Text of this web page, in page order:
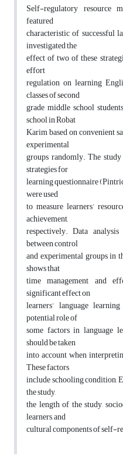
Self-regulatory resource
featured
characteristic of successful
investigated the
effect of two of these
effort
regulation on learning
classes of second
grade middle school
school in Robat
Karim based on convenient
experimental
groups randomly. The
strategies for
learning questionnaire
were used
to measure learners’
achievement,
respectively. Data
between control
and experimental groups in
shows that
time management and
significant effect on
learners’ language
potential role of
some factors in language
should be taken
into account when
These factors
include schooling condition,
the study,
the length of the study,
learners, and
cultural components of self-